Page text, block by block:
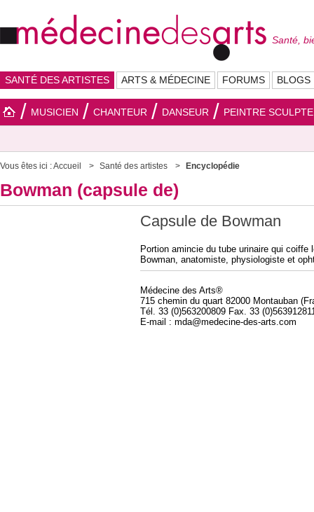
Santé,
SANTÉ DES ARTISTES ARTS & MÉDECINE FORUMS BLOGS
MUSICIEN CHANTEUR DANSEUR PEINTRE
Vous êtes ici :Accueil Santé des artistes Encyclopédie
Bowman (capsule de)
Capsule de Bowman
Portion amincie du tube urinaire qui
Bowman, anatomiste, physiologiste et
Médecine des Arts®
715 chemin du quart 82000 Montauban
Tél. 33 (0)563200809 Fax. 33
E-mail : mda@medecine-des-arts.com